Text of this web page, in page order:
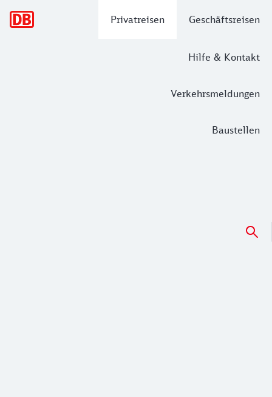
Privatreisen Geschäftsreisen
Hilfe & Kontakt
Verkehrsmeldungen
Baustellen